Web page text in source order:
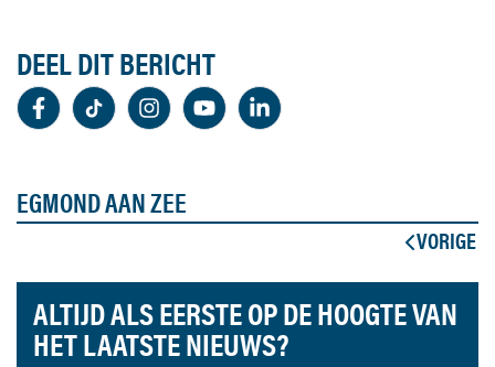
DEEL DIT BERICHT
EGMOND AAN ZEE
VORIGE
ALTIJD ALS EERSTE OP DE HOOGTE VAN
HET LAATSTE NIEUWS?